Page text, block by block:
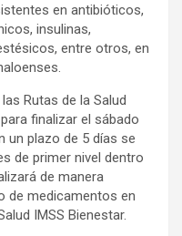
en antibióticos,
insulinas,
entre otros, en
Rutas de la Salud
finalizar el sábado
un plazo de 5 días se
de primer nivel dentro
de manera
de medicamentos en
IMSS Bienestar.